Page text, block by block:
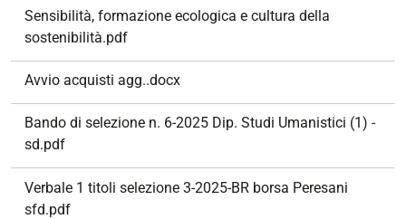
Sensibilità, formazione ecologica e cultura della
sostenibilità.pdf
Avvio acquisti agg..docx
Bando di selezione n. 6-2025 Dip. Studi Umanistici (1) -
sd.pdf
Verbale 1 titoli selezione 3-2025-BR borsa Peresani
sfd.pdf